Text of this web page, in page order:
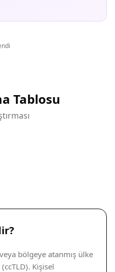
Tablosu
bölgeye atanmış ülke
Kişisel